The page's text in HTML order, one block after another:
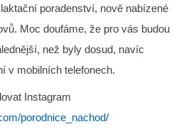
poradenství, nově nabízené
Moc doufáme, že pro vás budou
než byly dosud, navíc
v mobilních telefonech.
Instagram
porodnice_nachod/